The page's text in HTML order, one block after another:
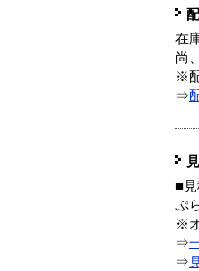
在
尚
※
⇒
■見
ぷ
※
⇒
⇒